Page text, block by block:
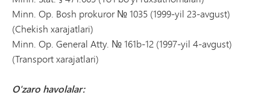
Minn. Op. Bosh prokuror № 1035 (1999-yil 23-avgust)
(Chekish xarajatlari)
Minn. Op. General Atty. № 161b-12 (1997-yil 4-avgust)
(Transport xarajatlari)
O'zaro havolalar: